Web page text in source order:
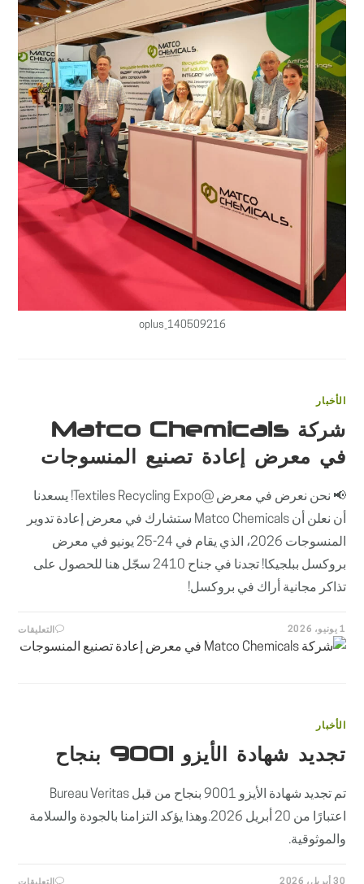
oplus_140509216
الأخبار
شركة Matco Chemicals
في معرض إعادة تصنيع المنسوجات
📢 نحن نعرض في معرض @Textiles Recycling Expo! يسعدنا
أن نعلن أن Matco Chemicals ستشارك في معرض إعادة تدوير
المنسوجات 2026، الذي يقام في 24-25 يونيو في معرض
بروكسل ببلجيكا! تجدنا في جناح 2410 سجّل هنا للحصول على
تذاكر مجانية أراك في بروكسل!
التعليقاتعلى
شركة
الأخبار
تجديد شهادة الأيزو 9001 بنجاح
تم تجديد شهادة الأيزو 9001 بنجاح من قبل Bureau Veritas
اعتبارًا من 20 أبريل 2026.وهذا يؤكد التزامنا بالجودة والسلامة
والموثوقية.
على